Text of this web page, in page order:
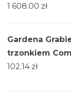
1 608.00 zł
Gardena
trzonkiem
102.14 zł